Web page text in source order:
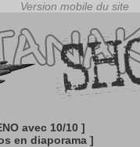
avec 10/10 ]
en diaporama ]